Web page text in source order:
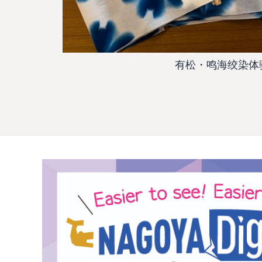
有松・鸣海绞染体